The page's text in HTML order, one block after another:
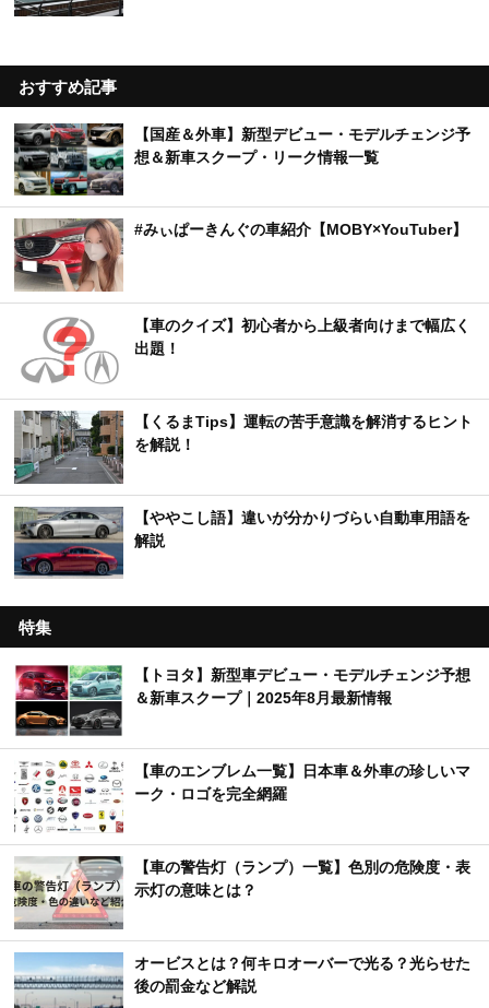
おすすめ記事
【国産＆外車】新型デビュー・モデルチェンジ予
想＆新車スクープ・リーク情報一覧
#みぃぱーきんぐの車紹介【MOBY×YouTuber】
【車のクイズ】初心者から上級者向けまで幅広く
出題！
【くるまTips】運転の苦手意識を解消するヒント
を解説！
【ややこし語】違いが分かりづらい自動車用語を
解説
特集
【トヨタ】新型車デビュー・モデルチェンジ予想
＆新車スクープ｜2025年8月最新情報
【車のエンブレム一覧】日本車＆外車の珍しいマ
ーク・ロゴを完全網羅
【車の警告灯（ランプ）一覧】色別の危険度・表
示灯の意味とは？
オービスとは？何キロオーバーで光る？光らせた
後の罰金など解説